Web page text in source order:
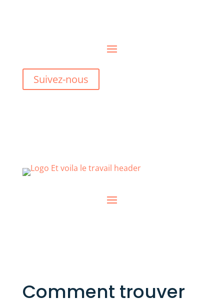
Suivez-nous
Comment trouver